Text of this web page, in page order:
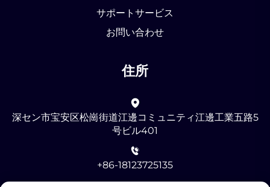
サポートサービス
お問い合わせ
住所
深セン市宝安区松崗街道江邊コミュニティ江邊工業五路5
号ビル401
+86-18123725135